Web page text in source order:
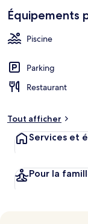
Équipements
Piscine
Parking
Restaurant
Tout afficher
Services et
Pour la